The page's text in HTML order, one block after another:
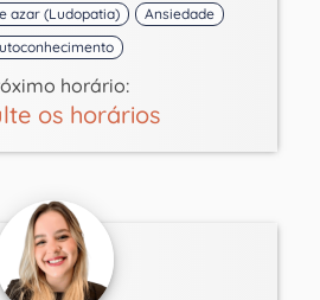
azar (Ludopatia)
Ansiedade
horário:
os horários